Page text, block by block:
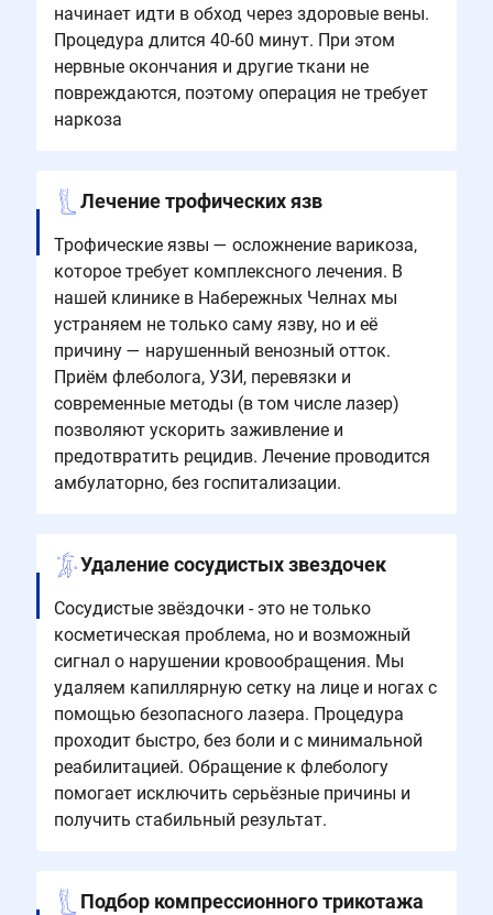
начинает идти в обход через здоровые вены.
Процедура длится 40-60 минут. При этом
нервные окончания и другие ткани не
повреждаются, поэтому операция не требует
наркоза
Лечение трофических язв
Трофические язвы — осложнение варикоза,
которое требует комплексного лечения. В
нашей клинике в Набережных Челнах мы
устраняем не только саму язву, но и её
причину — нарушенный венозный отток.
Приём флеболога, УЗИ, перевязки и
современные методы (в том числе лазер)
позволяют ускорить заживление и
предотвратить рецидив. Лечение проводится
амбулаторно, без госпитализации.
Удаление сосудистых звездочек
Сосудистые звёздочки - это не только
косметическая проблема, но и возможный
сигнал о нарушении кровообращения. Мы
удаляем капиллярную сетку на лице и ногах с
помощью безопасного лазера. Процедура
проходит быстро, без боли и с минимальной
реабилитацией. Обращение к флебологу
помогает исключить серьёзные причины и
получить стабильный результат.
Подбор компрессионного трикотажа